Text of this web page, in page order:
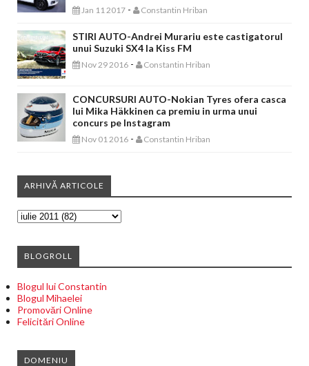
Jan 11 2017 - Constantin Hriban
STIRI AUTO-Andrei Murariu este castigatorul
unui Suzuki SX4 la Kiss FM
Nov 29 2016 - Constantin Hriban
CONCURSURI AUTO-Nokian Tyres ofera casca
lui Mika Häkkinen ca premiu in urma unui
concurs pe Instagram
Nov 01 2016 - Constantin Hriban
ARHIVĂ ARTICOLE
BLOGROLL
Blogul lui Constantin
Blogul Mihaelei
Promovări Online
Felicitări Online
DOMENIU